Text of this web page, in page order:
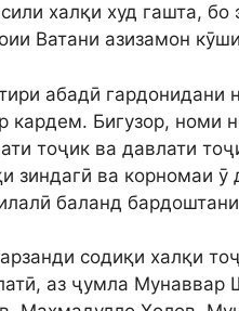
халқи худ гашта,
Ватани азизамон
абадӣ
кардем. Бигузор, номи
тоҷик ва давлати
зиндагӣ ва корномаи
баланд
содиқи халқи
аз ҷумла